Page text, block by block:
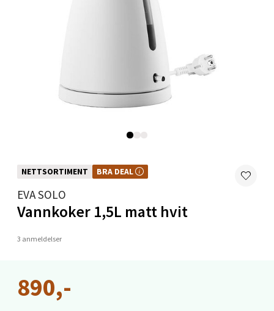
NETTSORTIMENT BRA DEAL
BRA DEAL – et godt kjøp, hele året. Kan ikke kombineres med kuponger eller
EVA SOLO
Vannkoker 1,5L matt hvit
3 anmeldelser
890,-
Molde - Moldetorget
0 i butikk
Bolagsgata 1, 8514 Narvik
Åpent i dag 10-18